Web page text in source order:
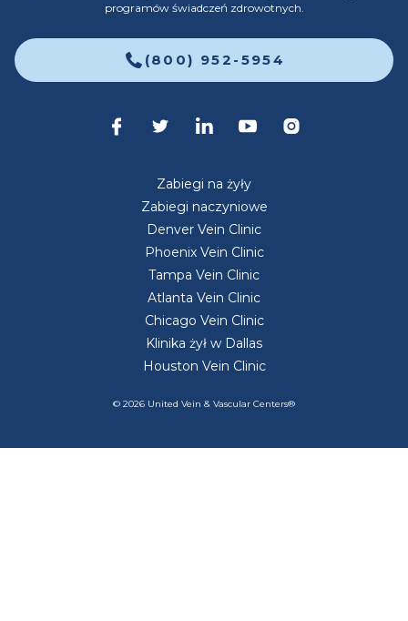
programów świadczeń zdrowotnych.
(800) 952-5954
Zabiegi na żyły
Zabiegi naczyniowe
Denver Vein Clinic
Phoenix Vein Clinic
Tampa Vein Clinic
Atlanta Vein Clinic
Chicago Vein Clinic
Klinika żył w Dallas
Houston Vein Clinic
© 2026 United Vein & Vascular Centers®